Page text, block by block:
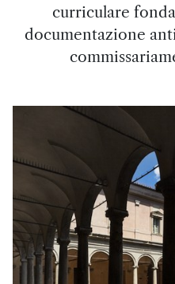
curriculare
documentazione